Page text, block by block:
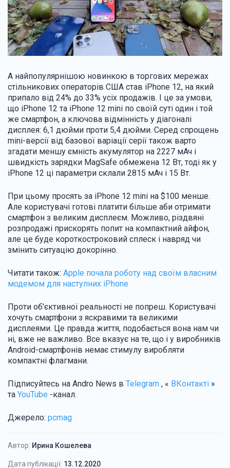
А найпопулярнішою новинкою в торгових мережах
стільникових операторів США став iPhone 12, на який
припало від 24% до 33% усіх продажів. І це за умови,
що iPhone 12 та iPhone 12 mini по своїй суті один і той
же смартфон, а ключова відмінність у діагоналі
дисплея: 6,1 дюйми проти 5,4 дюйми. Серед спрощень
mini-версії від базової варіації серії також варто
згадати меншу ємність акумулятор на 2227 мАч і
швидкість зарядки MagSafe обмежена 12 Вт, тоді як у
iPhone 12 ці параметри склали 2815 мАч і 15 Вт.
При цьому просять за iPhone 12 mini на $100 менше.
Але користувачі готові платити більше аби отримати
смартфон з великим дисплеєм. Можливо, різдвяні
розпродажі прискорять попит на компактний айфон,
але це буде короткостроковий сплеск і навряд чи
змінить ситуацію докорінно.
Читати також: Apple почала роботу над своїм власним
модемом для наступних iPhone
Проти об'єктивної реальності не попреш. Користувачі
хочуть смартфони з яскравими та великими
дисплеями. Це правда життя, подобається вона нам чи
ні, вже не важливо. Все вказує на те, що і у виробників
Android-смартфонів немає стимулу виробляти
компактні флагмани.
Підписуйтесь на Andro News в Telegram , « ВКонтакті »
та YouTube -канал.
Джерело: pcmag
Автор: Ирина Кошелева
Дата публікації: 13.12.2020